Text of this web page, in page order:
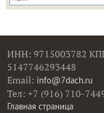
ИНН: 9715003782
5147746293448
Email: info@7dach.ru
Тел: +7 (916) 710-
Главная страница